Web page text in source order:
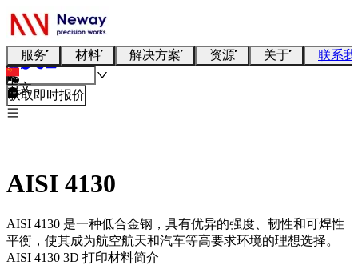
服务 材料 解决方案 资源 关于 联系
中文
获取即时报价
AISI 4130
AISI 4130 是一种低合金钢，具有优异的强度、韧性和可焊性
平衡，使其成为航空航天和汽车等高要求环境的理想选择。
AISI 4130 3D 打印材料简介